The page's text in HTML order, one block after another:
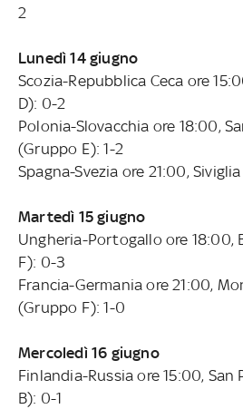
2
Lunedì 14 giugno
Scozia-Repubblica Ceca ore
D): 0-2
Polonia-Slovacchia ore 18:00,
(Gruppo E): 1-2
Spagna-Svezia ore 21:00,
Martedì 15 giugno
Ungheria-Portogallo ore 18:00,
F): 0-3
Francia-Germania ore 21:00,
(Gruppo F): 1-0
Mercoledì 16 giugno
Finlandia-Russia ore 15:00,
B): 0-1